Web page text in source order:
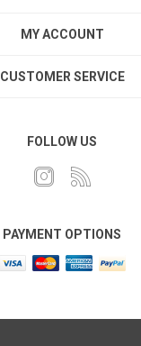
MY ACCOUNT
CUSTOMER SERVICE
FOLLOW US
PAYMENT OPTIONS